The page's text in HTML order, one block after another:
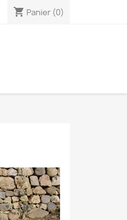
shopping_cart Panier (0)